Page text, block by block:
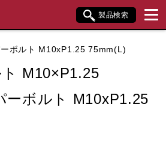
製品検索
備しています。
ボルト M10xP1.25 75mm(L)
M10×P1.25
ーボルト M10xP1.25